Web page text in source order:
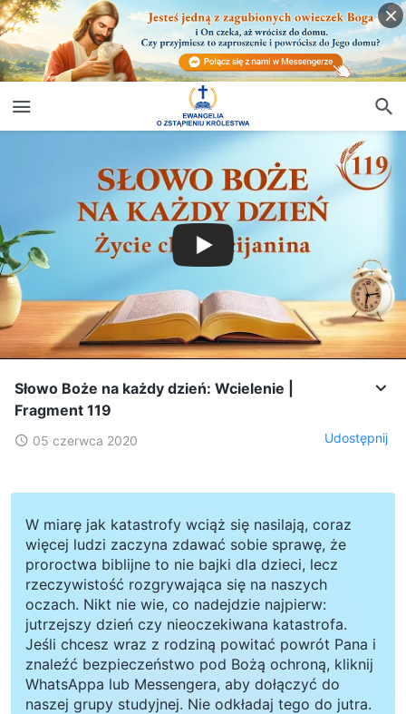
Słowo Boże na każdy dzień: Wcielenie |
Fragment 119
05 czerwca 2020 Udostępnij
W miarę jak katastrofy wciąż się nasilają, coraz
więcej ludzi zaczyna zdawać sobie sprawę, że
proroctwa biblijne to nie bajki dla dzieci, lecz
rzeczywistość rozgrywająca się na naszych
oczach. Nikt nie wie, co nadejdzie najpierw:
jutrzejszy dzień czy nieoczekiwana katastrofa.
Jeśli chcesz wraz z rodziną powitać powrót Pana i
znaleźć bezpieczeństwo pod Bożą ochroną, kliknij
WhatsAppa lub Messengera, aby dołączyć do
naszej grupy studyjnej. Nie odkładaj tego do jutra.